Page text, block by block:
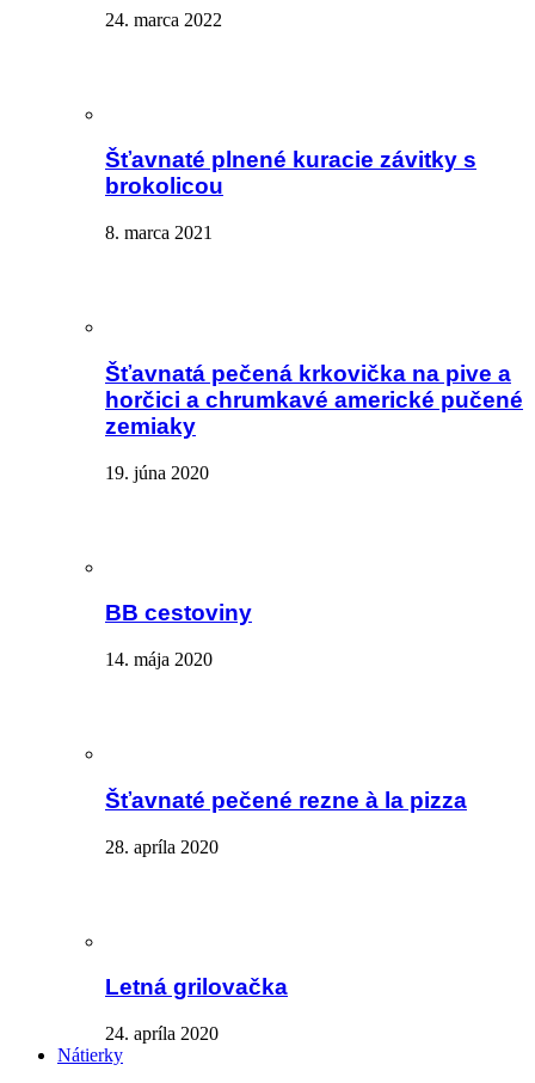
24. marca 2022
Šťavnaté plnené kuracie závitky s
brokolicou
8. marca 2021
Šťavnatá pečená krkovička na pive a
horčici a chrumkavé americké pučené
zemiaky
19. júna 2020
BB cestoviny
14. mája 2020
Šťavnaté pečené rezne à la pizza
28. apríla 2020
Letná grilovačka
24. apríla 2020
Nátierky